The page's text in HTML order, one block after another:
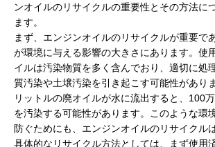
ンオイルのリサイクルの重要性とその方法に
ます。
まず、エンジンオイルのリサイクルが重要で
が環境に与える影響の大きさにあります。使
イルは汚染物質を多く含んでおり、適切に処
質汚染や土壌汚染を引き起こす可能性があり
リットルの廃オイルが水に流出すると、100
を汚染する可能性があります。このような環
防ぐためにも、エンジンオイルのリサイクル
具体的なリサイクル方法としては、まず使用